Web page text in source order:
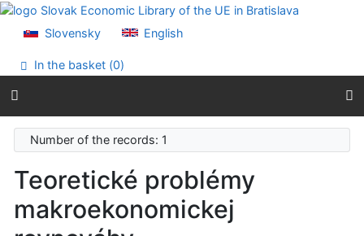
Go to content
Accessibility declaration
Slovensky English
In the basket (0)
Number of the records: 1
Teoretické problémy
makroekonomickej